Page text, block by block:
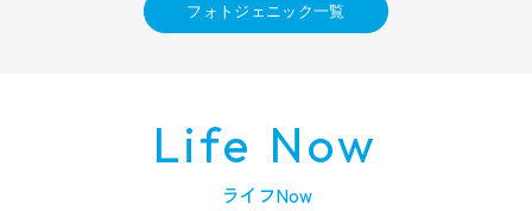
フォトジェニック一覧
Life Now
ライフNow